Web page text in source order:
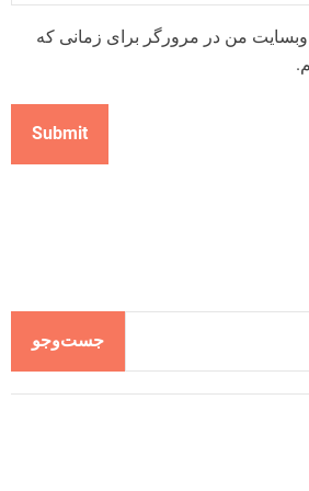
وبسایت من در مرورگر برای زمانی که
جست‌وجو